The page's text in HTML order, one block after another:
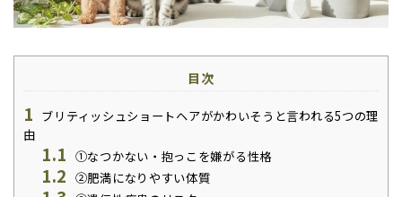
目次
1 ブリティッシュショートヘアがかわいそうと言われる5つの理
由
1.1 ①なつかない・抱っこを嫌がる性格
1.2 ②肥満になりやすい体質